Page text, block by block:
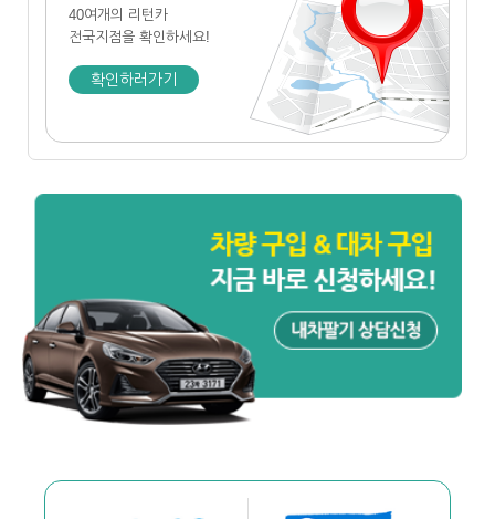
40여개의 리턴카
전국지점을 확인하세요!
확인하러가기